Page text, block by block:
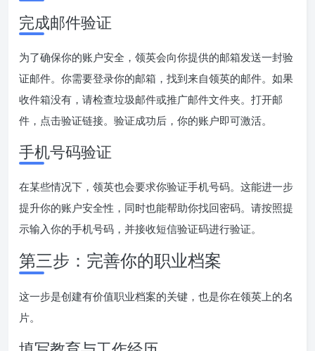
完成邮件验证
为了确保你的账户安全，领英会向你提供的邮箱发送一封验
证邮件。你需要登录你的邮箱，找到来自领英的邮件。如果
收件箱没有，请检查垃圾邮件或推广邮件文件夹。打开邮
件，点击验证链接。验证成功后，你的账户即可激活。
手机号码验证
在某些情况下，领英也会要求你验证手机号码。这能进一步
提升你的账户安全性，同时也能帮助你找回密码。请按照提
示输入你的手机号码，并接收短信验证码进行验证。
第三步：完善你的职业档案
这一步是创建有价值职业档案的关键，也是你在领英上的名
片。